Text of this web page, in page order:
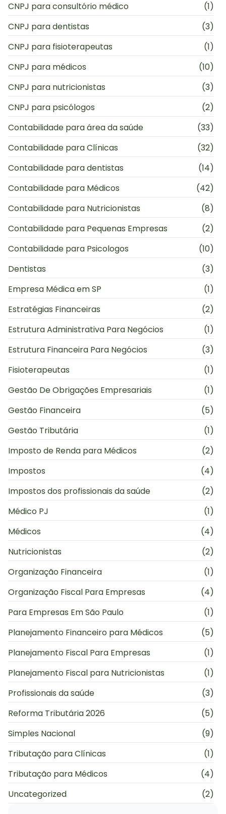
CNPJ para consultório médico
(1)
CNPJ para dentistas
(3)
CNPJ para fisioterapeutas
(1)
CNPJ para médicos
(10)
CNPJ para nutricionistas
(3)
CNPJ para psicólogos
(2)
Contabilidade para área da saúde
(33)
Contabilidade para Clínicas
(32)
Contabilidade para dentistas
(14)
Contabilidade para Médicos
(42)
Contabilidade para Nutricionistas
(8)
Contabilidade para Pequenas Empresas
(2)
Contabilidade para Psicologos
(10)
Dentistas
(3)
Empresa Médica em SP
(1)
Estratégias Financeiras
(2)
Estrutura Administrativa Para Negócios
(1)
Estrutura Financeira Para Negócios
(3)
Fisioterapeutas
(1)
Gestão De Obrigações Empresariais
(1)
Gestão Financeira
(5)
Gestão Tributária
(1)
Imposto de Renda para Médicos
(2)
Impostos
(4)
Impostos dos profissionais da saúde
(2)
Médico PJ
(1)
Médicos
(4)
Nutricionistas
(2)
Organização Financeira
(1)
Organização Fiscal Para Empresas
(4)
Para Empresas Em São Paulo
(1)
Planejamento Financeiro para Médicos
(5)
Planejamento Fiscal Para Empresas
(1)
Planejamento Fiscal para Nutricionistas
(1)
Profissionais da saúde
(3)
Reforma Tributária 2026
(5)
Simples Nacional
(9)
Tributação para Clínicas
(1)
Tributação para Médicos
(4)
Uncategorized
(2)